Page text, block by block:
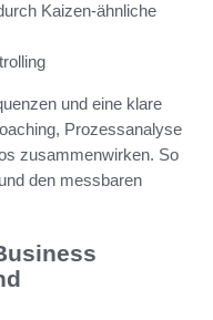
Kaizen-ähnliche
und eine klare
Prozessanalyse
zusammenwirken. So
den messbaren